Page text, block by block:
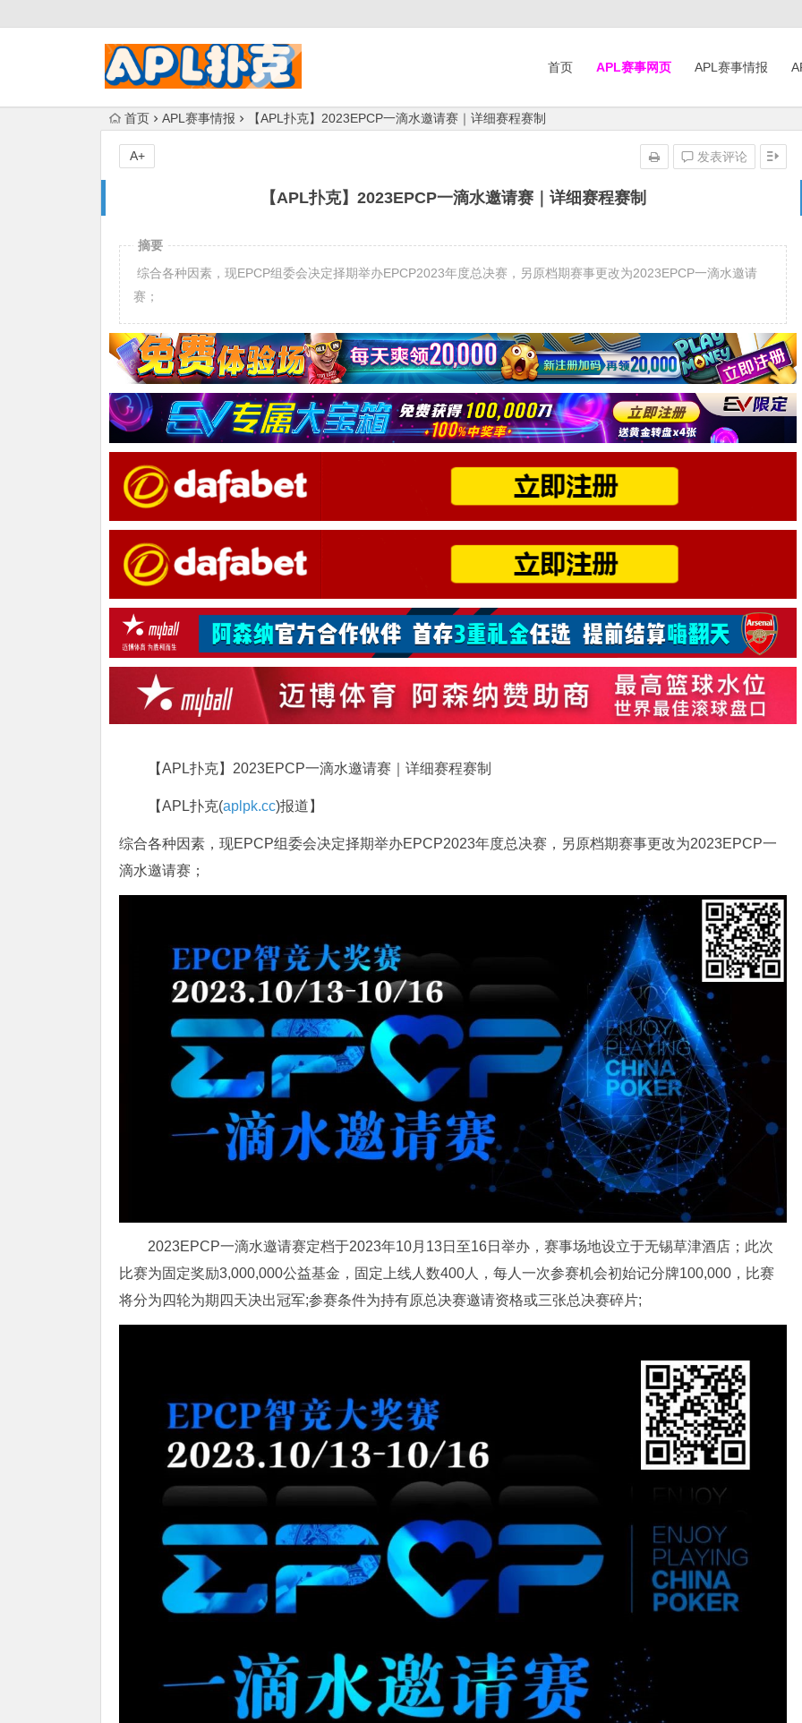
首页 APL赛事网页 APL赛事情报
首页 APL赛事情报 【APL扑克】2023EPCP一滴水邀请赛｜详细赛程赛制
【APL扑克】2023EPCP一滴水邀请赛｜详细赛程赛制
发表评论
A+
摘要
综合各种因素，现EPCP组委会决定择期举办EPCP2023年度总决赛，另原档期赛事更改为2023EPCP一滴水邀请
赛；
【APL扑克】2023EPCP一滴水邀请赛｜详细赛程赛制
【APL扑克(aplpk.cc)报道】
综合各种因素，现EPCP组委会决定择期举办EPCP2023年度总决赛，另原档期赛事更改为2023EPCP一
滴水邀请赛；
2023EPCP一滴水邀请赛定档于2023年10月13日至16日举办，赛事场地设立于无锡草津酒店；此次
比赛为固定奖励3,000,000公益基金，固定上线人数400人，每人一次参赛机会初始记分牌100,000，比赛
将分为四轮为期四天决出冠军;参赛条件为持有原总决赛邀请资格或三张总决赛碎片;